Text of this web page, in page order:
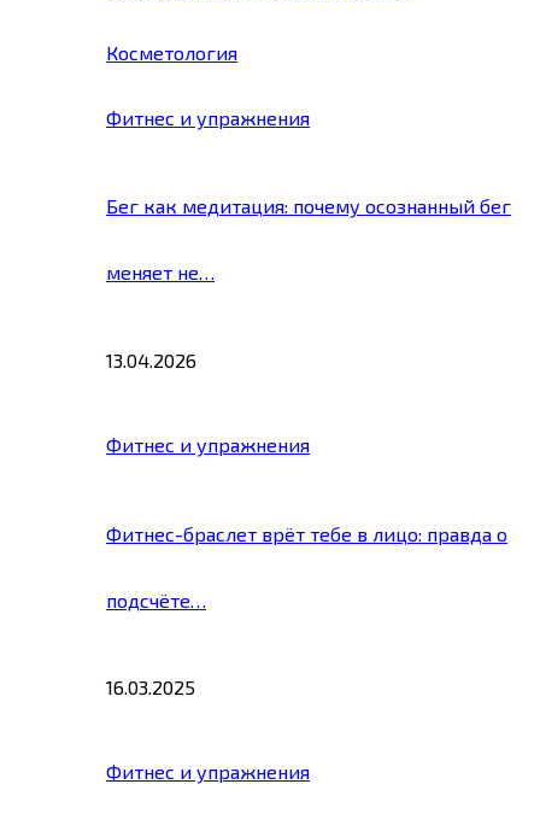
Косметология
Фитнес и упражнения
Бег как медитация: почему осознанный бег
меняет не…
13.04.2026
Фитнес и упражнения
Фитнес-браслет врёт тебе в лицо: правда о
подсчёте…
16.03.2025
Фитнес и упражнения